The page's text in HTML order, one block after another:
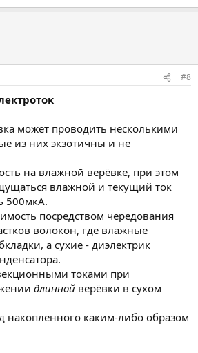
#8
может проводить несколькими
из них экзотичны и не
на влажной верёвке, при этом
влажной и текущий ток
500мкА.
посредством чередования
волокон, где влажные
а сухие - диэлектрик
токами при
длинной верёвки в сухом
накопленного каким-либо образом